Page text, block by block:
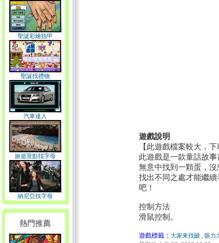
聖誕彩繪指甲
聖誕找禮物
汽車達人
旅遊景點找字母
納尼亞找字母
熱門推薦
遊戲說明
【此遊戲檔案較大，
此遊戲是一款童話故
無意中找到一顆蛋，
找出不同之處才能繼
吧！
控制方法
滑鼠控制。
遊戲標籤： 大家來找砸 , 眼力